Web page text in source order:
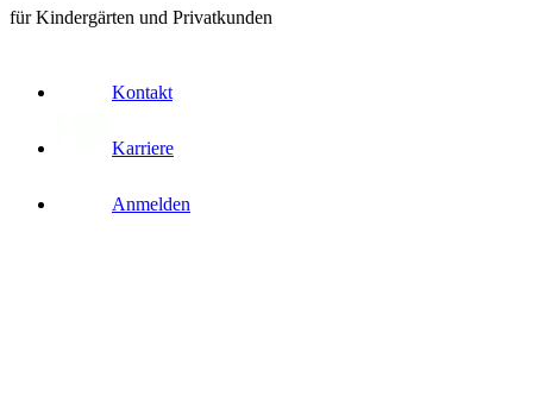
für Kindergärten und Privatkunden
Kontakt
Karriere
Anmelden